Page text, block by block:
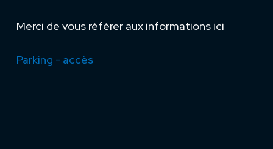
Merci de vous référer aux informations ici
Parking - accès